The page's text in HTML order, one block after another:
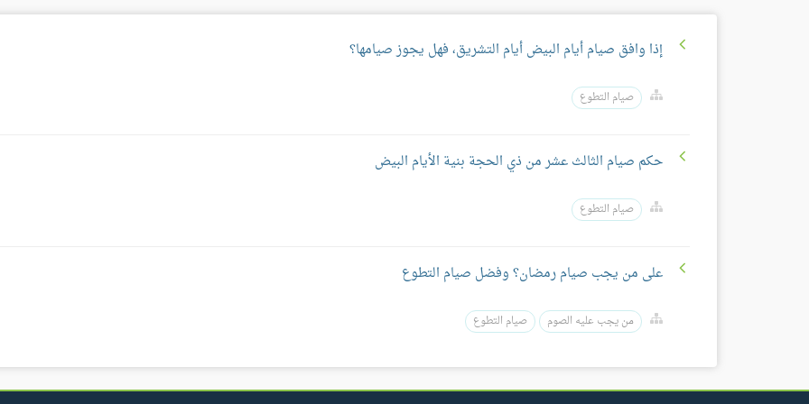
إذا وافق صيام أيام البيض أيام التشريق، فهل يجوز صيامها؟
صيام التطوع
حكم صيام الثالث عشر من ذي الحجة بنية الأيام البيض
صيام التطوع
على من يجب صيام رمضان؟ وفضل صيام التطوع
من يجب عليه الصوم صيام التطوع